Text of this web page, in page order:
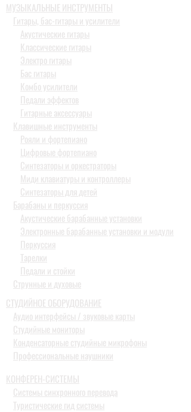
МУЗЫКАЛЬНЫЕ ИНСТРУМЕНТЫ
Гитары, бас-гитары и усилители
Акустические гитары
Классические гитары
Электро гитары
Бас гитары
Комбо усилители
Педали эффектов
Гитарные аксессуары
Клавишные инструменты
Рояли и фортепиано
Цифровые фортепиано
Синтезаторы и оркестраторы
Миди клавиатуры и контроллеры
Синтезаторы для детей
Барабаны и перкуссия
Акустические барабанные установки
Электронные барабанные установки и модули
Перкуссия
Тарелки
Педали и стойки
Струнные и духовые
СТУДИЙНОЕ ОБОРУДОВАНИЕ
Аудио интерфейсы / звуковые карты
Студийные мониторы
Конденсаторные студийные микрофоны
Профессиональные наушники
КОНФЕРЕН-СИСТЕМЫ
Системы синхронного перевода
Туристические гид системы